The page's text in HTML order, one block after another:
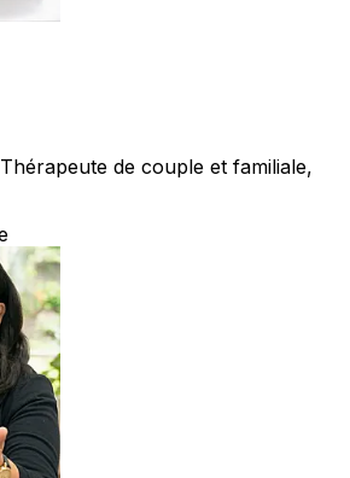
de couple et familiale,